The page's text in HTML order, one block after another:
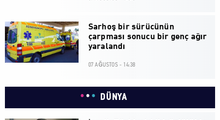
Sarhoş bir sürücünün
çarpması sonucu bir genç ağır
yaralandı
07 AĞUSTOS - 14:38
DÜNYA